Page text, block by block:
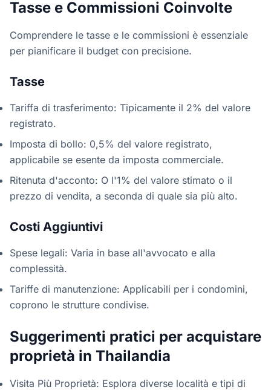
Tasse e Commissioni Coinvolte
Comprendere le tasse e le commissioni è essenziale
per pianificare il budget con precisione.
Tasse
Tariffa di trasferimento: Tipicamente il 2% del valore
registrato.
Imposta di bollo: 0,5% del valore registrato,
applicabile se esente da imposta commerciale.
Ritenuta d'acconto: O l'1% del valore stimato o il
prezzo di vendita, a seconda di quale sia più alto.
Costi Aggiuntivi
Spese legali: Varia in base all'avvocato e alla
complessità.
Tariffe di manutenzione: Applicabili per i condomini,
coprono le strutture condivise.
Suggerimenti pratici per acquistare
proprietà in Thailandia
Visita Più Proprietà: Esplora diverse località e tipi di